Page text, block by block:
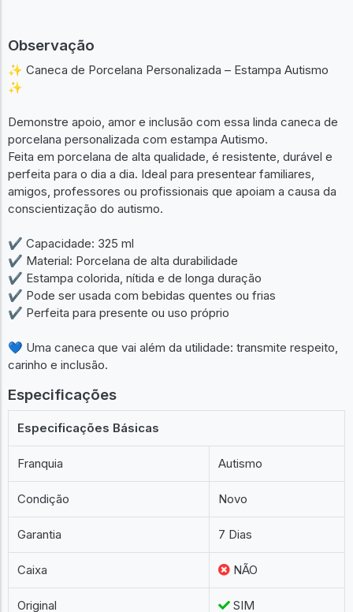
Observação
✨ Caneca de Porcelana Personalizada – Estampa Autismo
✨
Demonstre apoio, amor e inclusão com essa linda caneca de
porcelana personalizada com estampa Autismo.
Feita em porcelana de alta qualidade, é resistente, durável e
perfeita para o dia a dia. Ideal para presentear familiares,
amigos, professores ou profissionais que apoiam a causa da
conscientização do autismo.
✔ Capacidade: 325 ml
✔ Material: Porcelana de alta durabilidade
✔ Estampa colorida, nítida e de longa duração
✔ Pode ser usada com bebidas quentes ou frias
✔ Perfeita para presente ou uso próprio
💙 Uma caneca que vai além da utilidade: transmite respeito,
carinho e inclusão.
Especificações
Especificações Básicas
Franquia Autismo
Condição Novo
Garantia 7 Dias
Caixa NÃO
Original SIM